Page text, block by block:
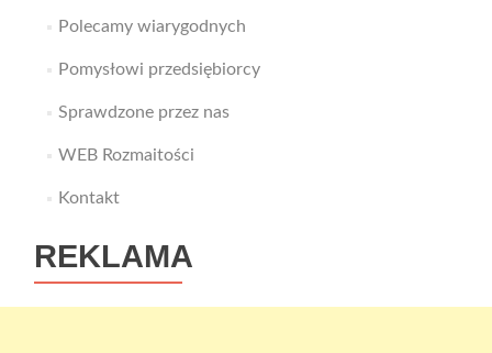
Polecamy wiarygodnych
Pomysłowi przedsiębiorcy
Sprawdzone przez nas
WEB Rozmaitości
Kontakt
REKLAMA